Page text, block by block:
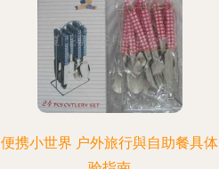
便携小世界 户外旅行與自助餐具体